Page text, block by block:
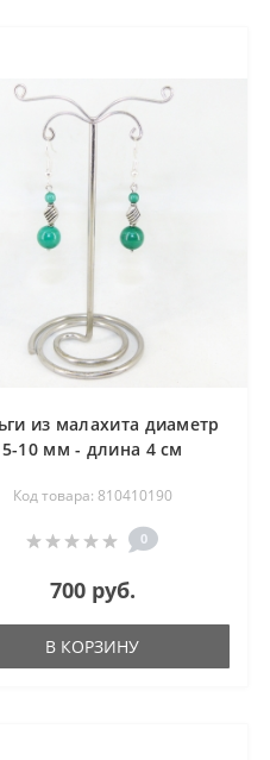
из малахита диаметр
5-10 мм - длина 4 см
Код товара: 810410190
0
700 руб.
В КОРЗИНУ